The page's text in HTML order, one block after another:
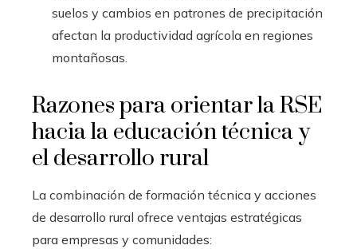
suelos y cambios en patrones de precipitación
afectan la productividad agrícola en regiones
montañosas.
Razones para orientar la RSE
hacia la educación técnica y
el desarrollo rural
La combinación de formación técnica y acciones
de desarrollo rural ofrece ventajas estratégicas
para empresas y comunidades: